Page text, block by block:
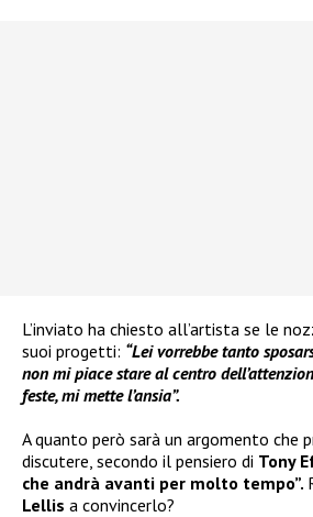
L’inviato ha chiesto all’artista se le
suoi progetti: “Lei vorrebbe tanto
non mi piace stare al centro
feste, mi mette l’ansia”.
A quanto però sarà un argomento che
discutere, secondo il pensiero di Tony
che andrà avanti per molto tempo”.
Lellis a convincerlo?